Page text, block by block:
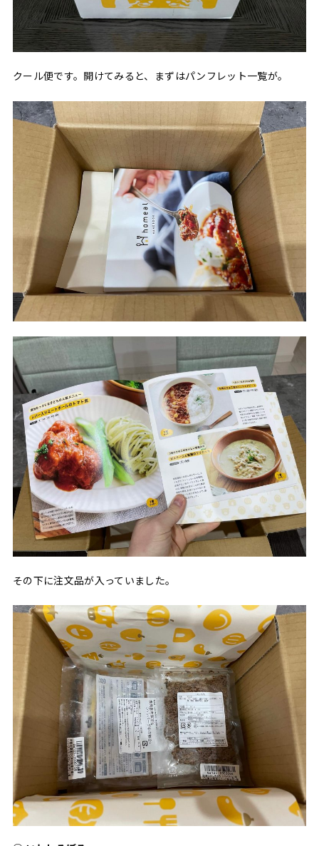
クール便です。開けてみると、まずはパンフレット一覧が。
その下に注文品が入っていました。